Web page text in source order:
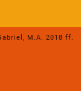
M.A. 2018 ff.